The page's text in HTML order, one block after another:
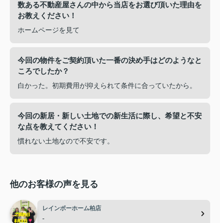
数ある不動産屋さんの中から当店をお選び頂いた理由を
お教えください！
ホームページを見て
今回の物件をご契約頂いた一番の決め手はどのようなと
ころでしたか？
白かった。初期費用が抑えられて条件に合っていたから。
今回の新居・新しい土地での新生活に際し、希望と不安
な点を教えてください！
慣れない土地なので不安です。
他のお客様の声を見る
レインボーホーム柏店
-